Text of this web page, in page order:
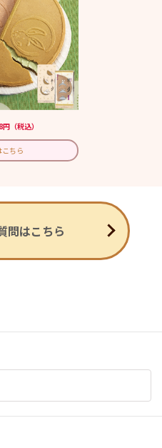
（税込）
ちら
問はこちら